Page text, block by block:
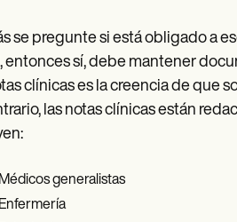
se pregunte si está obligado a
entonces sí, debe mantener
clínicas es la creencia de que
las notas clínicas están
Médicos generalistas
Enfermería